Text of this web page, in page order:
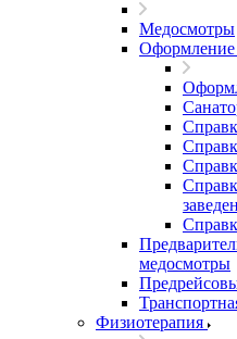
Медосмотры
Оформление
медосмотры
Физиотерапия